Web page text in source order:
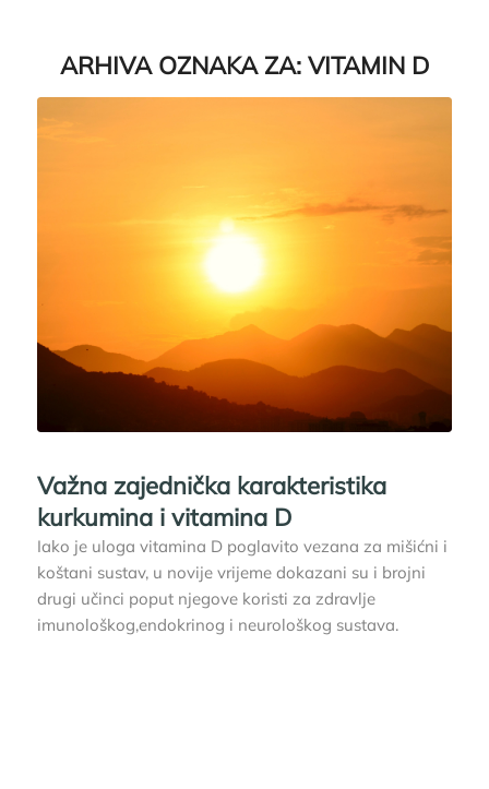
ARHIVA OZNAKA ZA: VITAMIN D
Važna zajednička karakteristika
kurkumina i vitamina D
Iako je uloga vitamina D poglavito vezana za mišićni i
koštani sustav, u novije vrijeme dokazani su i brojni
drugi učinci poput njegove koristi za zdravlje
imunološkog,endokrinog i neurološkog sustava.